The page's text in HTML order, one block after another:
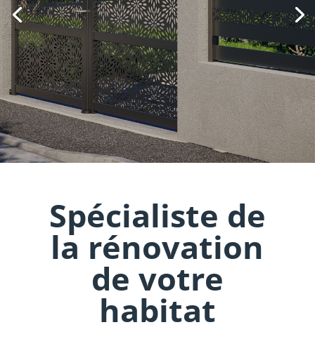
CLÔTURES
Spécialiste de
la rénovation
de votre
habitat